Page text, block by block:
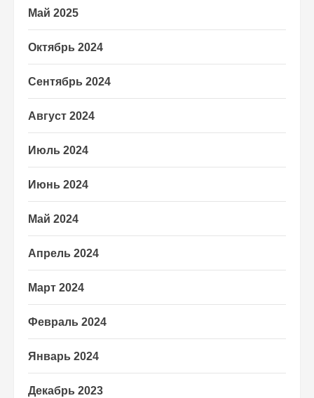
Май 2025
Октябрь 2024
Сентябрь 2024
Август 2024
Июль 2024
Июнь 2024
Май 2024
Апрель 2024
Март 2024
Февраль 2024
Январь 2024
Декабрь 2023